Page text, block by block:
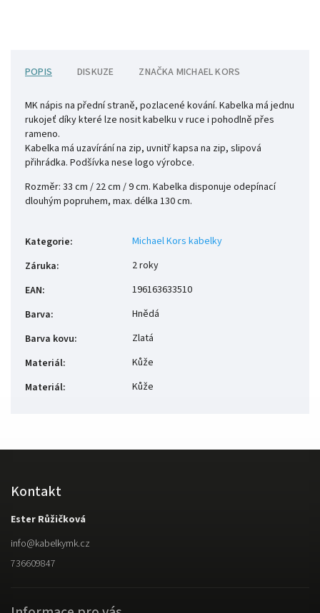
POPIS DISKUZE ZNAČKA MICHAEL KORS
MK nápis na přední straně, pozlacené kování. Kabelka má jednu
rukojeť díky které lze nosit kabelku v ruce i pohodlně přes
rameno.
Kabelka má uzavírání na zip, uvnitř kapsa na zip, slipová
přihrádka. Podšívka nese logo výrobce.
Rozměr: 33 cm / 22 cm / 9 cm. Kabelka disponuje odepínací
dlouhým popruhem, max. délka 130 cm.
Kategorie:
Michael Kors kabelky
Záruka:
2 roky
EAN:
196163633510
Barva:
Hnědá
Barva kovu:
Zlatá
Materiál:
Kůže
Materiál: Kůže
Kontakt
Ester Růžičková
info@kabelkymk.cz
736609847